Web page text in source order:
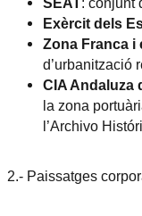
Exèrcit dels
Zona Franca i
d’urbanització
CIA Andaluza
la zona
l’Archivo
2.- Paissatges